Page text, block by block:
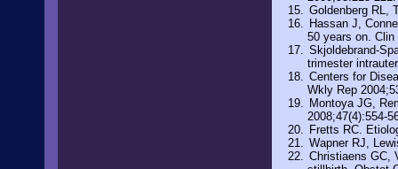
Goldenberg RL,
Hassan J,
50 years on. Clin
Skjoldebrand-
trimester
Centers for
Wkly Rep
Montoya JG,
2008;47(4):554-
Fretts RC.
Wapner RJ,
Christiaens GC,